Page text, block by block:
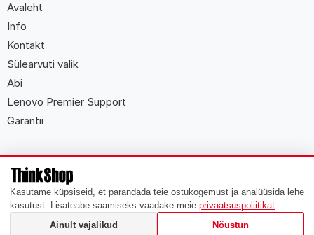
Kasutame küpsiseid, et parandada teie ostukogemust ja analüüsida lehe
kasutust. Lisateabe saamiseks vaadake meie privaatsuspoliitikat.
Ainult vajalikud
Nõustun
Avaleht
Info
Kontakt
Sülearvuti valik
Abi
Lenovo Premier Support
Garantii
ThinkShop.ee2009 - 2026 Kõik õigused kaitstud
Lenovo, Lenovo Care, ThinkPad, ThinkCentre, ThinkVision, ThinkServer,
ThinkPlus and ThinkVantage are registred trademarks of Lenovo